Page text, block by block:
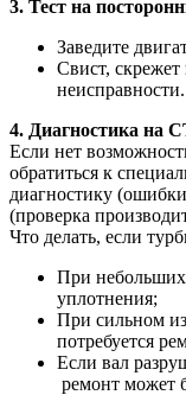
3. Тест на
Заведите
Свист,
неисправности.
4. Диагностика на
Если нет
обратиться к
диагностику
(проверка
Что делать, если
При небольших
уплотнения;
При сильном
потребуется
Если вал
ремонт может